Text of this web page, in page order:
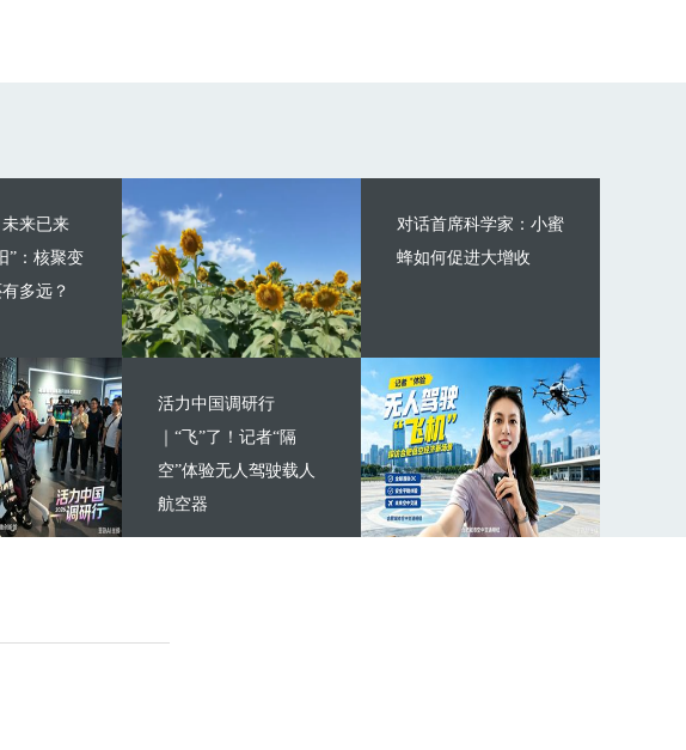
来已来
”：核聚变
多远？
对话首席科学家：小蜜
蜂如何促进大增收
活力中国调研行
｜“飞”了！记者“隔
空”体验无人驾驶载人
航空器